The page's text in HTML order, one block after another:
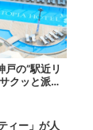
の”駅近リ
クッと派
も！タイ...
ィー」が人